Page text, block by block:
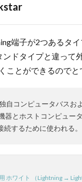
端子が2つあるタ
ドタイプと違って
とができるのでと
コンピュータバスお
とホストコンピュー
するために使われる。
ホワイト （Lightning →